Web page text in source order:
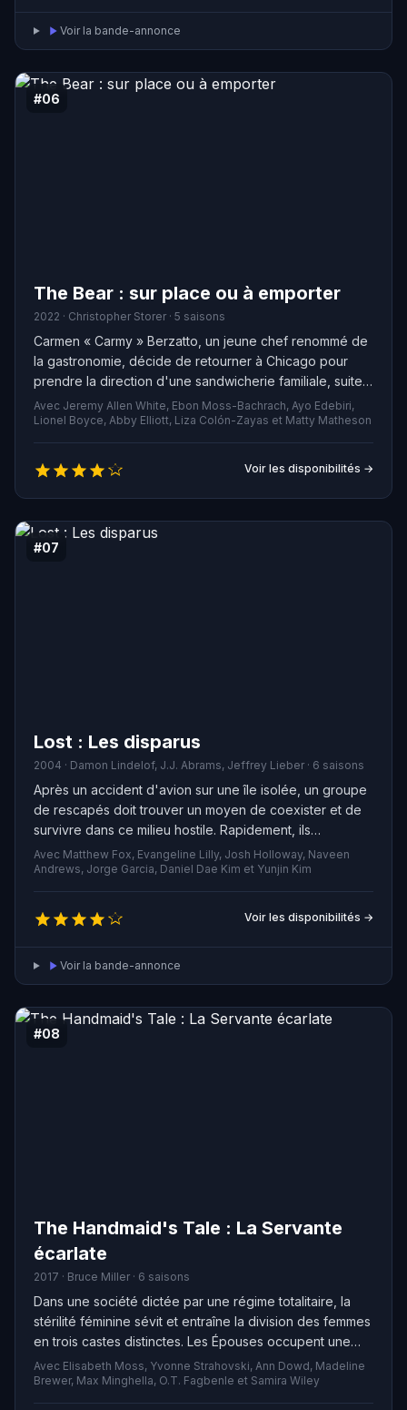
Voir la bande-annonce
#06
The Bear : sur place ou à emporter
2022 · Christopher Storer · 5 saisons
Carmen « Carmy » Berzatto, un jeune chef renommé de
la gastronomie, décide de retourner à Chicago pour
prendre la direction d'une sandwicherie familiale, suite à
un tragique décès dans sa famille. Plongé dans un
univers bien différent de celui auquel il est habitué,
Carmy doit jongler entre les réalités accablantes d'une
petite entreprise, un personnel de cuisine à la fois
volontaire et récalcitrant, et des relations familiales
tendues. Tout cela tandis qu'il cherche à surmonter
l'impact du suicide de son frère.
Avec Jeremy Allen White, Ebon Moss-Bachrach, Ayo Edebiri,
Lionel Boyce, Abby Elliott, Liza Colón-Zayas et Matty Matheson
Voir les disponibilités →
#07
Lost : Les disparus
2004 · Damon Lindelof, J.J. Abrams, Jeffrey Lieber · 6 saisons
Après un accident d'avion sur une île isolée, un groupe
de rescapés doit trouver un moyen de coexister et de
survivre dans ce milieu hostile. Rapidement, ils
découvrent qu'une menace mystérieuse pèse sur l'île...
Avec Matthew Fox, Evangeline Lilly, Josh Holloway, Naveen
Andrews, Jorge Garcia, Daniel Dae Kim et Yunjin Kim
Voir les disponibilités →
Voir la bande-annonce
#08
The Handmaid's Tale : La Servante
écarlate
2017 · Bruce Miller · 6 saisons
Dans une société dictée par une régime totalitaire, la
stérilité féminine sévit et entraîne la division des femmes
en trois castes distinctes. Les Épouses occupent une
position dominante au sein du foyer, tandis que les
Marthas s'occupent de l'entretien de la maison. Les
Servantes, quant à elles, ont pour rôle essentiel la
Avec Elisabeth Moss, Yvonne Strahovski, Ann Dowd, Madeline
Brewer, Max Minghella, O.T. Fagbenle et Samira Wiley